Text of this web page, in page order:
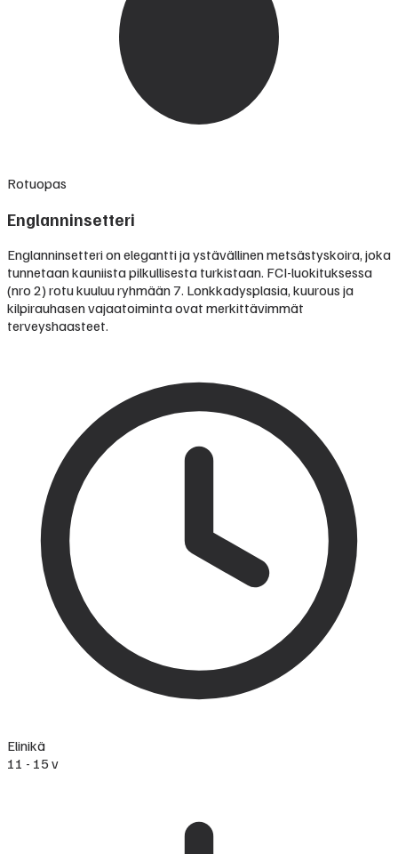
Rotuopas
Englanninsetteri
Englanninsetteri on elegantti ja ystävällinen metsästyskoira, joka
tunnetaan kauniista pilkullisesta turkistaan. FCI-luokituksessa
(nro 2) rotu kuuluu ryhmään 7. Lonkkadysplasia, kuurous ja
kilpirauhasen vajaatoiminta ovat merkittävimmät
terveyshaasteet.
Elinikä
11 - 15 v